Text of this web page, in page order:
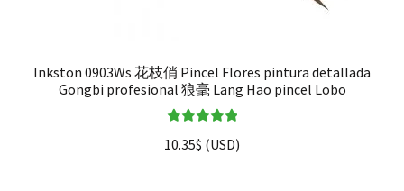
Inkston 0903Ws 花枝俏 Pincel Flores pintura detallada
Gongbi profesional 狼毫 Lang Hao pincel Lobo
5.00 de 5
10.35$ (USD)